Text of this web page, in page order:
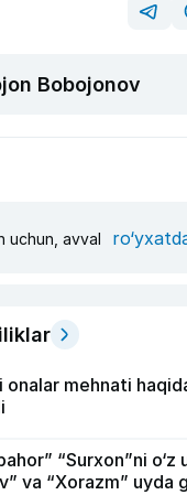
Bobojonov
uchun, avval
onalar mehnati
“Surxon”ni o‘z
va “Xorazm” uyda